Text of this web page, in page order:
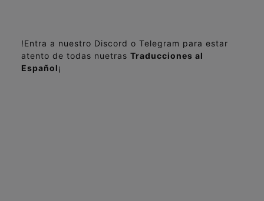
!Entra a nuestro Discord o Telegram para estar
atento de todas nuetras Traducciones al
Español¡